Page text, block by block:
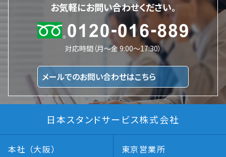
お気軽にお問い合わせください。
対応時間（月～金 9:00～17:30）
メールでのお問い合わせはこちら
日本スタンドサービス株式会社
本社 （大阪） 東京営業所